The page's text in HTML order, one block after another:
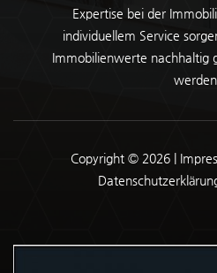
Expertise bei der
individuellem Service
Immobilienwerte nachhaltig
werden.
Copyright © 2026 |